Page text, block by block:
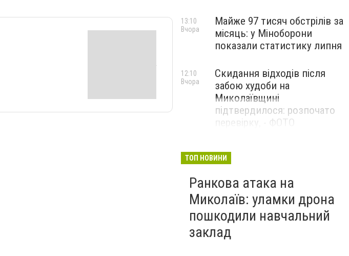
Майже 97 тисяч обстрілів за
місяць: у Міноборони
показали статистику липня
13:10
Вчора
Скидання відходів після
забою худоби на
Миколаївщині
підтвердилося: розпочато
перевірку, - ФОТО
12:10
Вчора
ТОП НОВИНИ
Ранкова атака на
Миколаїв: уламки дрона
пошкодили навчальний
заклад